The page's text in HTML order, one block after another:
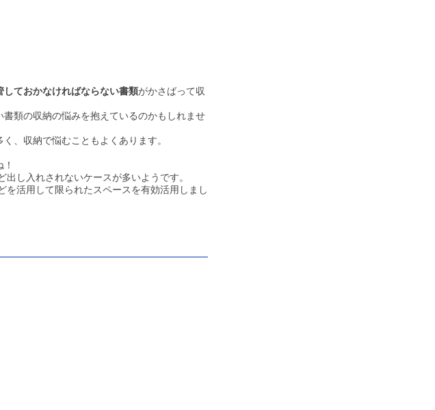
ておかなければならない書類がかさばって収
類の収納の悩みを抱えているのかもしれませ
、収納で悩むこともよくあります。
し入れされないケースが多いようです。
を活用して限られたスペースを有効活用しまし